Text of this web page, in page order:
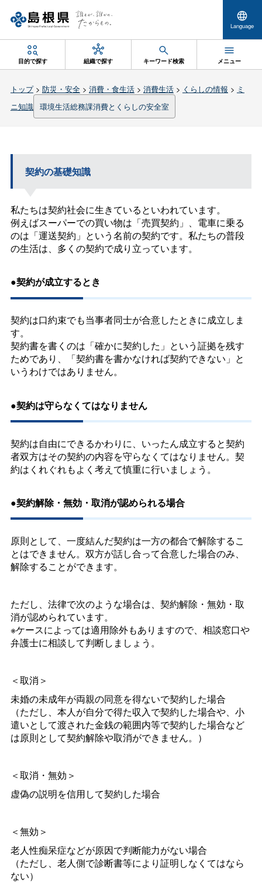
Language
目的で探す 組織で探す キーワード検索 メニュー
トップ> 防災・安全> 消費・食生活> 消費生活> くらしの情報 > ミ
ニ知識 環境生活総務課消費とくらしの安全室
契約の基礎知識
私たちは契約社会に生きているといわれています。
例えばスーパーでの買い物は「売買契約」、電車に乗る
のは「運送契約」という名前の契約です。私たちの普段
の生活は、多くの契約で成り立っています。
●契約が成立するとき
契約は口約束でも当事者同士が合意したときに成立しま
す。
契約書を書くのは「確かに契約した」という証拠を残す
ためであり、「契約書を書かなければ契約できない」と
いうわけではありません。
●契約は守らなくてはなりません
契約は自由にできるかわりに、いったん成立すると契約
者双方はその契約の内容を守らなくてはなりません。契
約はくれぐれもよく考えて慎重に行いましょう。
●契約解除・無効・取消が認められる場合
原則として、一度結んだ契約は一方の都合で解除するこ
とはできません。双方が話し合って合意した場合のみ、
解除することができます。
ただし、法律で次のような場合は、契約解除・無効・取
消が認められています。
※ケースによっては適用除外もありますので、相談窓口や
弁護士に相談して判断しましょう。
＜取消＞
未婚の未成年が両親の同意を得ないで契約した場合
（ただし、本人が自分で得た収入で契約した場合や、小
遣いとして渡された金銭の範囲内等で契約した場合など
は原則として契約解除や取消ができません。）
＜取消・無効＞
虚偽の説明を信用して契約した場合
＜無効＞
老人性痴呆症などが原因で判断能力がない場合
（ただし、老人側で診断書等により証明しなくてはなら
ない）